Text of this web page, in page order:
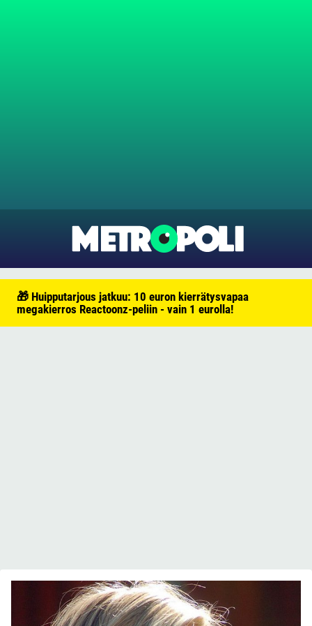
🎁 Huipputarjous jatkuu: 10 euron kierrätysvapaa
megakierros Reactoonz-peliin - vain 1 eurolla!